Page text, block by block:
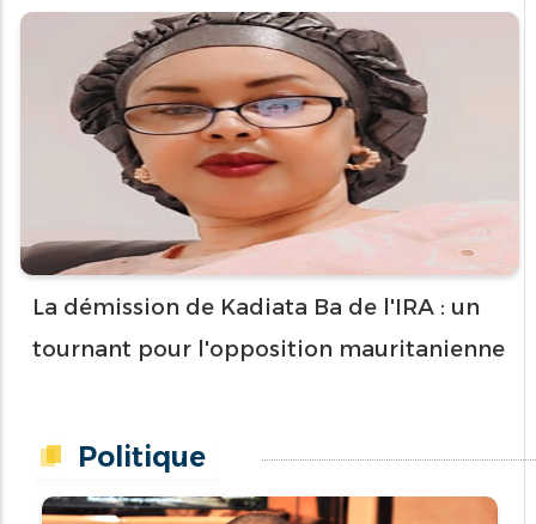
La démission de Kadiata Ba de l'IRA : un
tournant pour l'opposition mauritanienne
Politique